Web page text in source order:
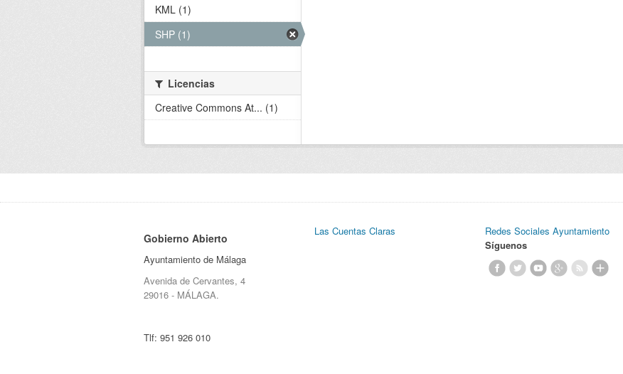
KML (1)
SHP (1)
Licencias
Creative Commons At... (1)
Gobierno Abierto
Ayuntamiento de Málaga
Avenida de Cervantes, 4
29016 - MÁLAGA.
Tlf: 951 926 010
Las Cuentas Claras
Redes Sociales Ayuntamiento
Síguenos